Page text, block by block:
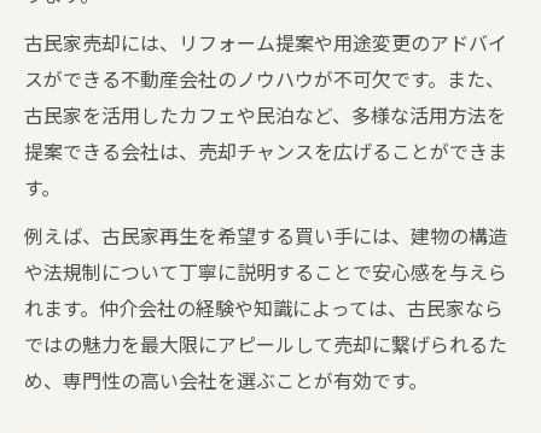
古民家売却には、リフォーム提案や用途変更のアドバイ
スができる不動産会社のノウハウが不可欠です。また、
古民家を活用したカフェや民泊など、多様な活用方法を
提案できる会社は、売却チャンスを広げることができま
す。
例えば、古民家再生を希望する買い手には、建物の構造
や法規制について丁寧に説明することで安心感を与えら
れます。仲介会社の経験や知識によっては、古民家なら
ではの魅力を最大限にアピールして売却に繋げられるた
め、専門性の高い会社を選ぶことが有効です。